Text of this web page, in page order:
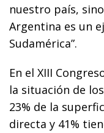
nuestro país,
Argentina es un
Sudamérica”.
En el XIII
la situación de
23% de la
directa y 41%